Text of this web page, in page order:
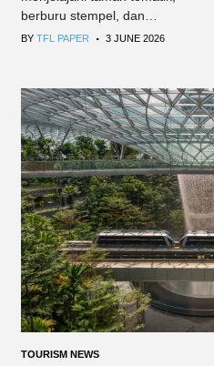
berburu stempel, dan
membawa pulang suvenir
BY TFL PAPER . 3 JUNE 2026
TOURISM NEWS